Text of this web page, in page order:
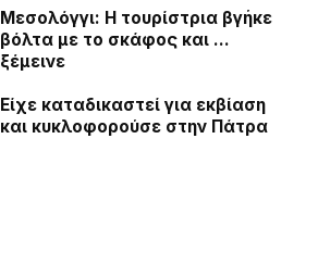
Μεσολόγγι: Η τουρίστρια βγήκε
βόλτα με το σκάφος και …
ξέμεινε
Είχε καταδικαστεί για εκβίαση
και κυκλοφορούσε στην Πάτρα